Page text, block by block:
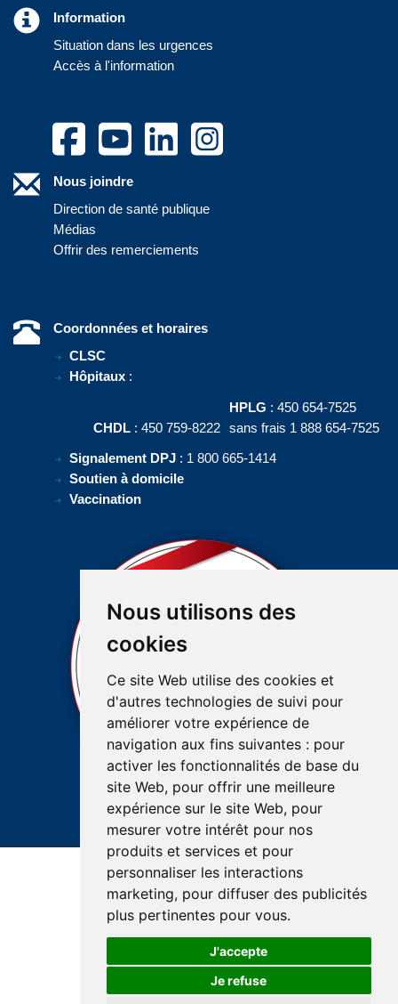
Nous utilisons des
cookies
Ce site Web utilise des cookies et
d'autres technologies de suivi pour
améliorer votre expérience de
navigation aux fins suivantes : pour
activer les fonctionnalités de base du
site Web, pour offrir une meilleure
expérience sur le site Web, pour
mesurer votre intérêt pour nos
produits et services et pour
personnaliser les interactions
marketing, pour diffuser des publicités
plus pertinentes pour vous.
J'accepte
Je refuse
Information
Situation dans les urgences
Accès à l'information
Nous joindre
Direction de santé publique
Médias
Offrir des remerciements
Coordonnées et horaires
CLSC
Hôpitaux :
CHDL : 450 759-8222
HPLG : 450 654-7525
sans frais 1 888 654-7525
Signalement DPJ : 1 800 665-1414
Soutien à domicile
Vaccination
Accessibilité Plan du site
Réalisation du site
Confidentialité et protection des renseignements